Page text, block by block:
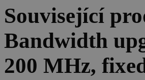
Související
Bandwidth
200 MHz,